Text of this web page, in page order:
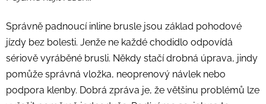
Správně padnoucí inline brusle jsou základ pohodové
jízdy bez bolesti. Jenže ne každé chodidlo odpovídá
sériově vyráběné brusli. Někdy stačí drobná úprava, jindy
pomůže správná vložka, neoprenový návlek nebo
podpora klenby. Dobrá zpráva je, že většinu problémů lze